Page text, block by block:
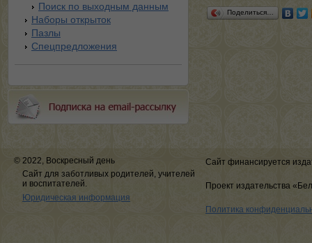
Поиск по выходным данным
Наборы открыток
Пазлы
Спецпредложения
Поделиться…
© 2022, Воскресный день
Сайт для заботливых родителей, учителей
и воспитателей.
Юридическая информация
Сайт финансируется
Проект издательства
Политика